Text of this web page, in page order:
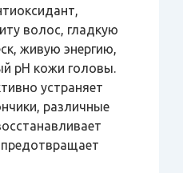
волос, гладкую
живую энергию,
рН кожи головы.
устраняет
различные